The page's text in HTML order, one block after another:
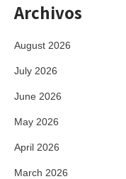
Archivos
August 2026
July 2026
June 2026
May 2026
April 2026
March 2026